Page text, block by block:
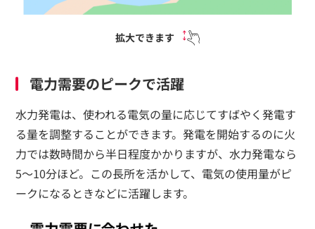
拡大できます
電力需要のピークで活躍
水力発電は、使われる電気の量に応じてすばやく発電す
る量を調整することができます。発電を開始するのに火
力では数時間から半日程度かかりますが、水力発電なら
5～10分ほど。この長所を活かして、電気の使用量がピ
ークになるときなどに活躍します。